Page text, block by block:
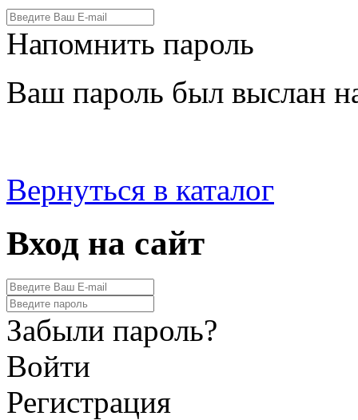
Напомнить пароль
Ваш пароль был выслан
Вернуться в каталог
Вход на сайт
Забыли пароль?
Войти
Регистрация